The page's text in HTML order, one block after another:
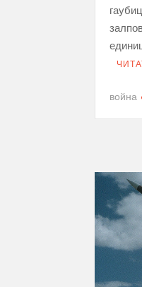
война